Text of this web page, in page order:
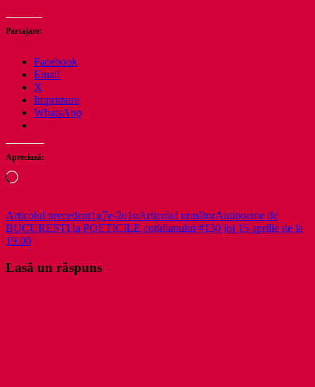
Partajare:
Facebook
Email
X
Imprimare
WhatsApp
Apreciază:
Încarc...
Navigare
în
Articolul precedent1g7e-2o1oArticolul următorAntipoeme de
BUCURESTI la POETICILE cotidianului #130 joi 15 aprilie de la
19.00
Lasă un răspuns